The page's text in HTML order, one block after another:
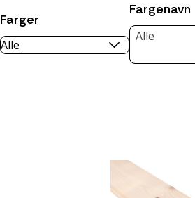
Farger
Fargenavn
Alle